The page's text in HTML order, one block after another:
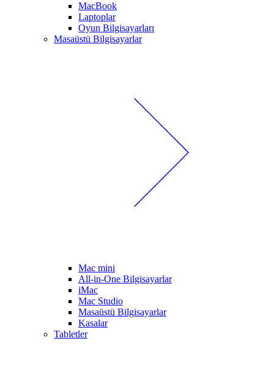
MacBook
Laptoplar
Oyun Bilgisayarları
Masaüstü Bilgisayarlar
Mac mini
All-in-One Bilgisayarlar
iMac
Mac Studio
Masaüstü Bilgisayarlar
Kasalar
Tabletler